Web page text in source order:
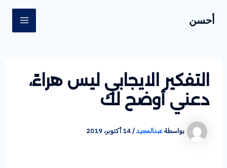
أحسن
التفكير الايجابي ليس هراءً،
دعني أوضح لك
بواسطةعبدالمجيد/14 أكتوبر، 2019
navigation